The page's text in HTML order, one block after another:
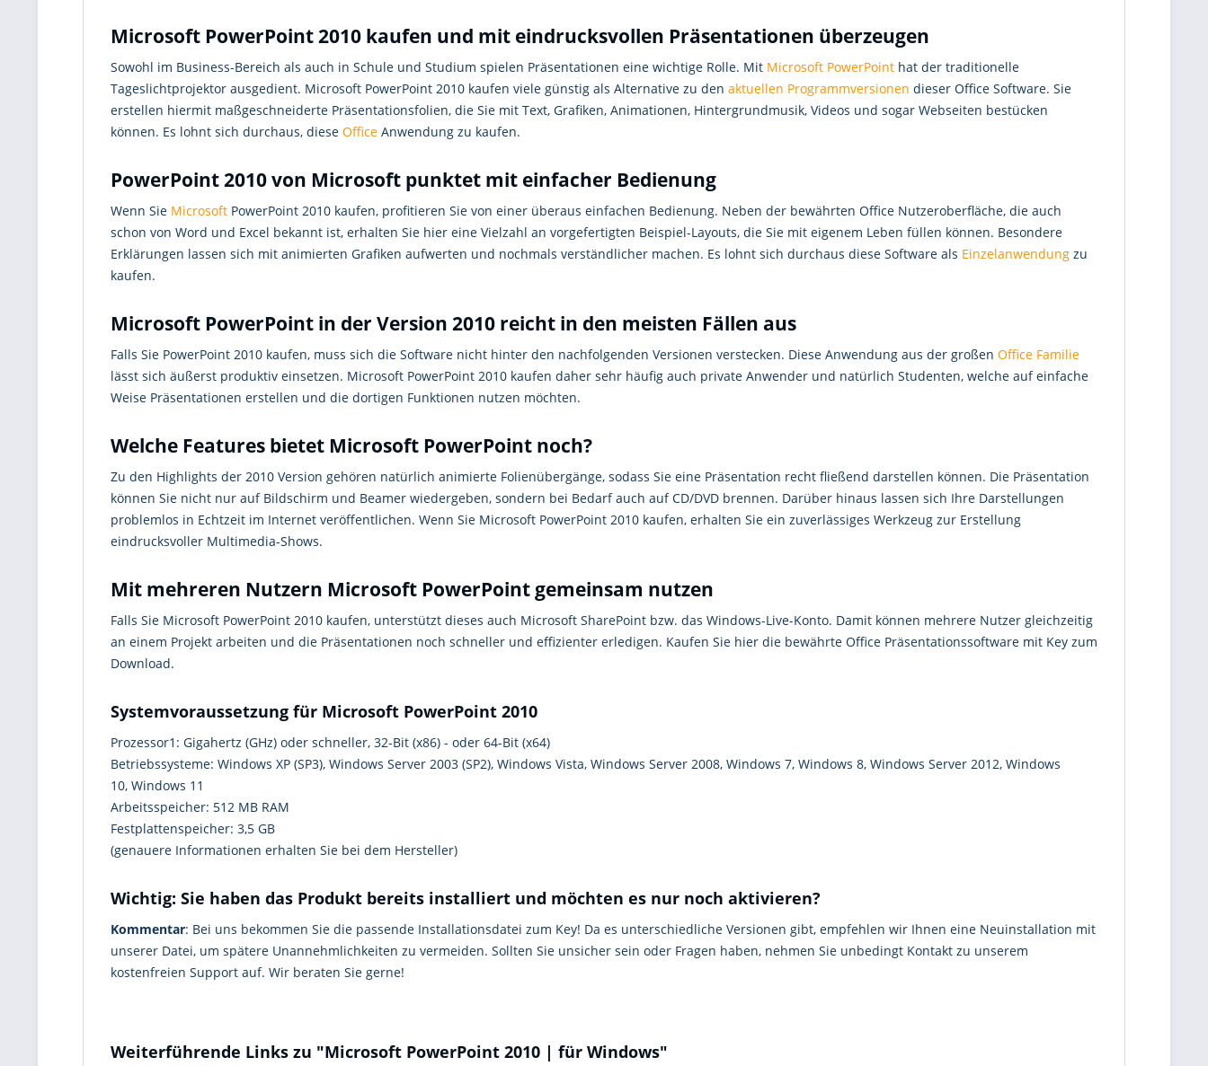
Microsoft PowerPoint 2010 kaufen und mit eindrucksvollen Präsentationen überzeugen
Sowohl im Business-Bereich als auch in Schule und Studium spielen Präsentationen eine wichtige Rolle. Mit Microsoft PowerPoint hat der traditionelle
Tageslichtprojektor ausgedient. Microsoft PowerPoint 2010 kaufen viele günstig als Alternative zu den aktuellen Programmversionen dieser Office Software. Sie
erstellen hiermit maßgeschneiderte Präsentationsfolien, die Sie mit Text, Grafiken, Animationen, Hintergrundmusik, Videos und sogar Webseiten bestücken
können. Es lohnt sich durchaus, diese Office Anwendung zu kaufen.
PowerPoint 2010 von Microsoft punktet mit einfacher Bedienung
Wenn Sie Microsoft PowerPoint 2010 kaufen, profitieren Sie von einer überaus einfachen Bedienung. Neben der bewährten Office Nutzeroberfläche, die auch
schon von Word und Excel bekannt ist, erhalten Sie hier eine Vielzahl an vorgefertigten Beispiel-Layouts, die Sie mit eigenem Leben füllen können. Besondere
Erklärungen lassen sich mit animierten Grafiken aufwerten und nochmals verständlicher machen. Es lohnt sich durchaus diese Software als Einzelanwendung zu
kaufen.
Microsoft PowerPoint in der Version 2010 reicht in den meisten Fällen aus
Falls Sie PowerPoint 2010 kaufen, muss sich die Software nicht hinter den nachfolgenden Versionen verstecken. Diese Anwendung aus der großen Office Familie
lässt sich äußerst produktiv einsetzen. Microsoft PowerPoint 2010 kaufen daher sehr häufig auch private Anwender und natürlich Studenten, welche auf einfache
Weise Präsentationen erstellen und die dortigen Funktionen nutzen möchten.
Welche Features bietet Microsoft PowerPoint noch?
Zu den Highlights der 2010 Version gehören natürlich animierte Folienübergänge, sodass Sie eine Präsentation recht fließend darstellen können. Die Präsentation
können Sie nicht nur auf Bildschirm und Beamer wiedergeben, sondern bei Bedarf auch auf CD/DVD brennen. Darüber hinaus lassen sich Ihre Darstellungen
problemlos in Echtzeit im Internet veröffentlichen. Wenn Sie Microsoft PowerPoint 2010 kaufen, erhalten Sie ein zuverlässiges Werkzeug zur Erstellung
eindrucksvoller Multimedia-Shows.
Mit mehreren Nutzern Microsoft PowerPoint gemeinsam nutzen
Falls Sie Microsoft PowerPoint 2010 kaufen, unterstützt dieses auch Microsoft SharePoint bzw. das Windows-Live-Konto. Damit können mehrere Nutzer gleichzeitig
an einem Projekt arbeiten und die Präsentationen noch schneller und effizienter erledigen. Kaufen Sie hier die bewährte Office Präsentationssoftware mit Key zum
Download.
Systemvoraussetzung für Microsoft PowerPoint 2010
Prozessor1: Gigahertz (GHz) oder schneller, 32-Bit (x86) - oder 64-Bit (x64)
Betriebssysteme: Windows XP (SP3), Windows Server 2003 (SP2), Windows Vista, Windows Server 2008, Windows 7, Windows 8, Windows Server 2012, Windows
10, Windows 11
Arbeitsspeicher: 512 MB RAM
Festplattenspeicher: 3,5 GB
(genauere Informationen erhalten Sie bei dem Hersteller)
Wichtig: Sie haben das Produkt bereits installiert und möchten es nur noch aktivieren?
Kommentar: Bei uns bekommen Sie die passende Installationsdatei zum Key! Da es unterschiedliche Versionen gibt, empfehlen wir Ihnen eine Neuinstallation mit
unserer Datei, um spätere Unannehmlichkeiten zu vermeiden. Sollten Sie unsicher sein oder Fragen haben, nehmen Sie unbedingt Kontakt zu unserem
kostenfreien Support auf. Wir beraten Sie gerne!
Weiterführende Links zu "Microsoft PowerPoint 2010 | für Windows"